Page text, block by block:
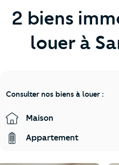
2 biens
louer à
Consulter nos biens à louer :
Maison
Appartement